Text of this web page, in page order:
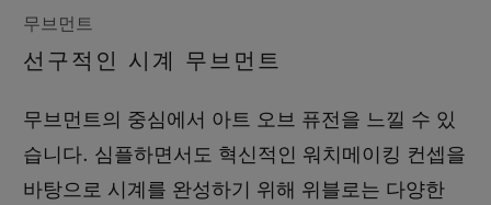
무브먼트
선구적인 시계 무브먼트
무브먼트의 중심에서 아트 오브 퓨전을 느낄 수 있
습니다. 심플하면서도 혁신적인 워치메이킹 컨셉을
바탕으로 시계를 완성하기 위해 위블로는 다양한